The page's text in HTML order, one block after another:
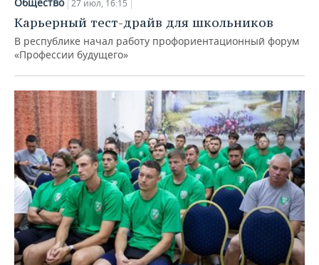
Общество 27 июл, 16:15
Карьерный тест-драйв для школьников
В республике начал работу профориентационный форум
«Профессии будущего»